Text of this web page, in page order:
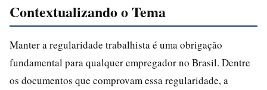
Contextualizando o Tema
Manter a regularidade trabalhista é uma obrigação
fundamental para qualquer empregador no Brasil. Dentre
os documentos que comprovam essa regularidade, a